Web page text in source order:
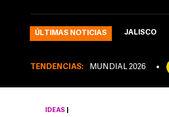
ÚLTIMAS NOTICIAS JALISCO
TENDENCIAS: MUNDIAL 2026
IDEAS